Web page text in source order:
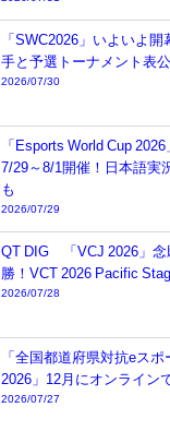
「SWC2026」いよいよ開
手と予選トーナメント表
2026/07/30
「Esports World Cup
7/29～8/1開催！日本語実
も
2026/07/29
QT DIG∞「VCJ 2026」念
勝！VCT 2026 Pacific
2026/07/28
「全国都道府県対抗eス
2026」12月にオンライン
2026/07/27